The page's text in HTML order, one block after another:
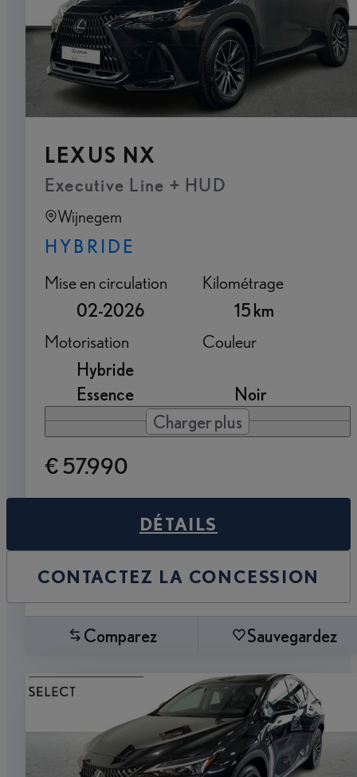
LEXUS NX
Executive Line + HUD
Wijnegem
HYBRIDE
Mise en circulation
02-2026
Kilométrage
15 km
Motorisation
Hybride
Essence
Couleur
Noir
Charger plus
€ 57.990
DÉTAILS
CONTACTEZ LA CONCESSION
Comparez Sauvegardez